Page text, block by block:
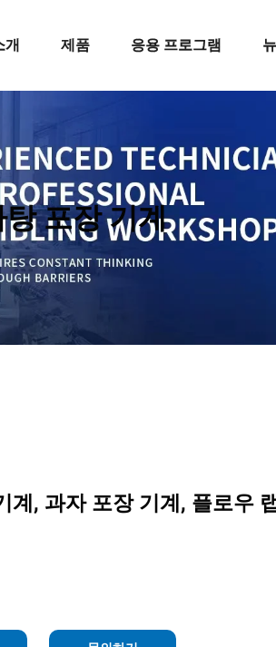
개 제품 응용 프로그램
탕 포장 기계
계, 과자 포장 기계, 플로우